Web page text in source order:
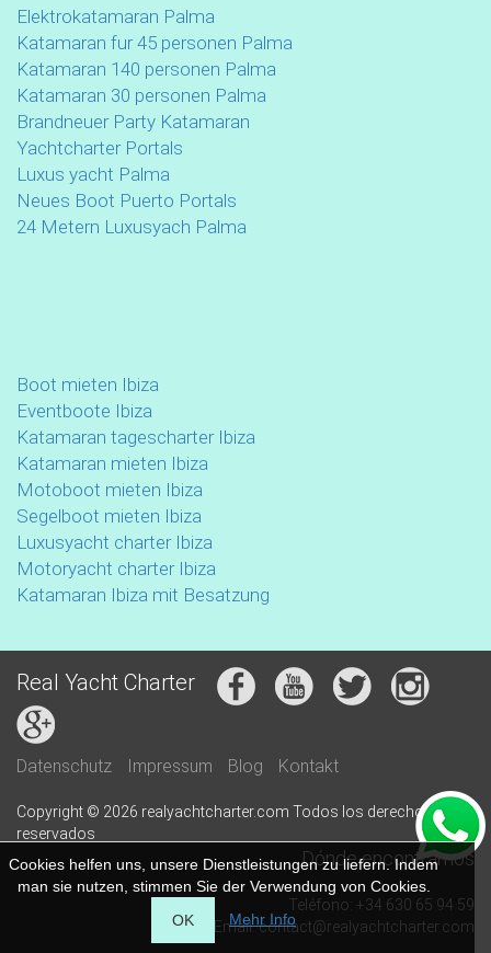
Elektrokatamaran Palma
Katamaran fur 45 personen Palma
Katamaran 140 personen Palma
Katamaran 30 personen Palma
Brandneuer Party Katamaran
Yachtcharter Portals
Luxus yacht Palma
Neues Boot Puerto Portals
24 Metern Luxusyach Palma
Boot mieten Ibiza
Eventboote Ibiza
Katamaran tagescharter Ibiza
Katamaran mieten Ibiza
Motoboot mieten Ibiza
Segelboot mieten Ibiza
Luxusyacht charter Ibiza
Motoryacht charter Ibiza
Katamaran Ibiza mit Besatzung
Real Yacht Charter
Datenschutz Impressum Blog Kontakt
Copyright © 2026 realyachtcharter.com Todos los derechos
reservados
Dónde encontrarnos
Teléfono: +34 630 65 94 59
Email: contact@realyachtcharter.com
Cookies helfen uns, unsere Dienstleistungen zu liefern. Indem
man sie nutzen, stimmen Sie der Verwendung von Cookies.
OK
Mehr Info